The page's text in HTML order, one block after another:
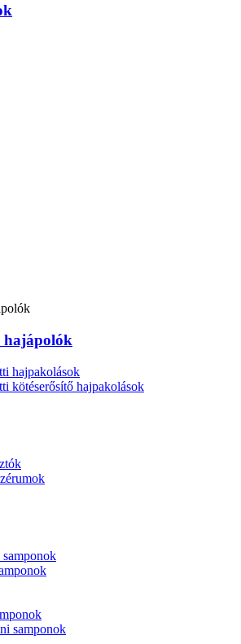
hajápolók
hajpakolások
kötéserősítő hajpakolások
samponok